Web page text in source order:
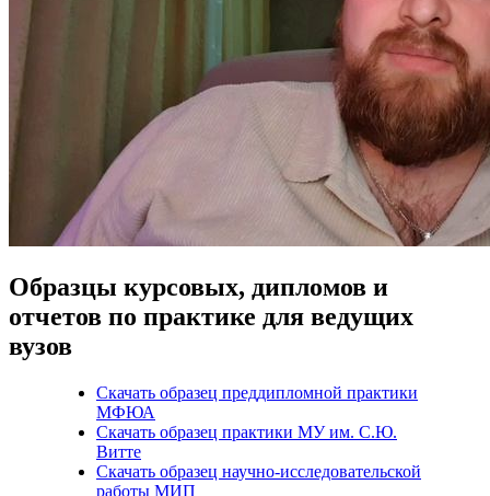
Образцы курсовых, дипломов и
отчетов по практике для ведущих
вузов
Скачать образец преддипломной практики
МФЮА
Скачать образец практики МУ им. С.Ю.
Витте
Скачать образец научно-исследовательской
работы МИП